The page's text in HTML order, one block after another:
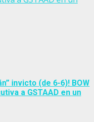
invicto (de 6-6)! BOW
a GSTAAD en un